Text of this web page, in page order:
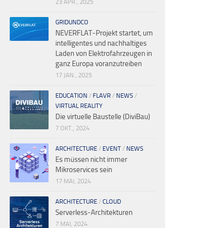
23 APR., 2025
GRIDUNDCO
NEVERFLAT-Projekt startet, um
intelligentes und nachhaltiges
Laden von Elektrofahrzeugen in
ganz Europa voranzutreiben
17 JAN., 2025
EDUCATION / FLAVR / NEWS /
VIRTUAL REALITY
Die virtuelle Baustelle (DiviBau)
7 OKT., 2024
ARCHITECTURE / EVENT / NEWS
Es müssen nicht immer
Mikroservices sein
17 MAI, 2024
ARCHITECTURE / CLOUD
Serverless-Architekturen
7 MAI, 2024